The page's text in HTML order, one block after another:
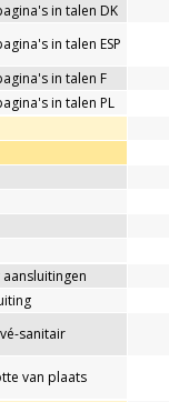
in talen DK
in talen ESP
in talen F
in talen PL
sanitair
van plaats